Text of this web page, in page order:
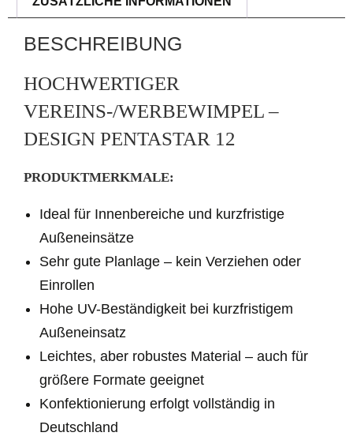
BESCHREIBUNG
HOCHWERTIGER
VEREINS-/WERBEWIMPEL –
DESIGN PENTASTAR 12
PRODUKTMERKMALE:
Ideal für Innenbereiche und kurzfristige
Außeneinsätze
Sehr gute Planlage – kein Verziehen oder
Einrollen
Hohe UV-Beständigkeit bei kurzfristigem
Außeneinsatz
Leichtes, aber robustes Material – auch für
größere Formate geeignet
Konfektionierung erfolgt vollständig in
Deutschland